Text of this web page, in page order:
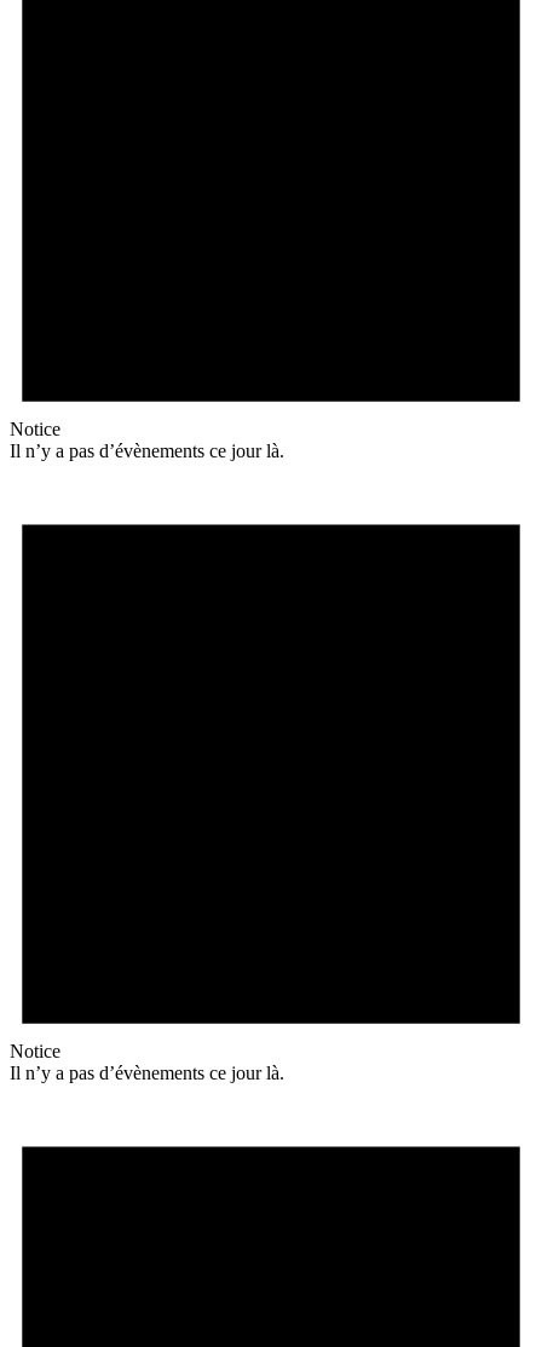
Notice
Il n’y a pas d’évènements ce jour là.
Notice
Il n’y a pas d’évènements ce jour là.